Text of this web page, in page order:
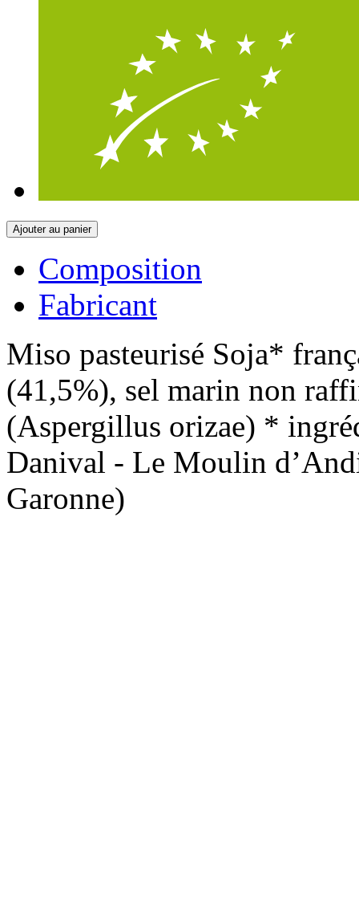
Ajouter au panier
Composition
Fabricant
Miso pasteurisé Soja*
(41,5%), sel marin non
(Aspergillus orizae) *
Danival - Le Moulin
Garonne)